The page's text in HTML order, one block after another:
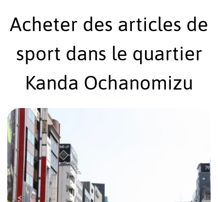
Acheter des articles de
sport dans le quartier
Kanda Ochanomizu